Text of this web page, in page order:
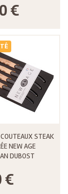
€
STEAK
NEW AGE
DUBOST
€